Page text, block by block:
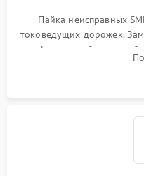
Пайка неисправных
токоведущих дорожек.
инфракрасной
BIOS или замена